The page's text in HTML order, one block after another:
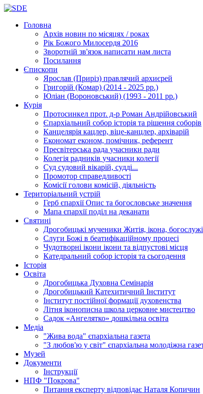
Головна
Архів новин по місяцях / роках
Рік Божого Милосердя 2016
Зворотній зв'язок написати нам листа
Посилання
Єпископи
Ярослав (Приріз) правлячий архиєрей
Григорій (Комар) (2014 - 2025 рр.)
Юліан (Вороновський) (1993 - 2011 рр.)
Курія
Протосинкел прот. д-р Роман Андрійовський
Єпархіальний собор історія та рішення соборів
Канцелярія кацлер, віце-канцлер, архіварій
Економат економ, помічник, референт
Пресвітерська рада учасники ради
Колегія радників учасники колегії
Суд судовий вікарій, судді...
Промотор справедливості
Комісіїголови комісій, діяльність
Територіальний устрій
Герб єпархіїОпис та богословське значення
Мапа єпархіїподіл на деканати
Святині
Дрогобицькі мученики Житія, ікона,
Слуги Божі в беатифікаційному процесі
Чудотворні ікони ікони та відпустові місця
Катедральний собор історія та сьогодення
Історія
Освіта
Дрогобицька Духовна Семінарія
Дрогобицький Катехитичний Інститут
Інститут постійної формації духовенства
Літня іконописна школа церковне мистецтво
Садок «Ангелятко» дошкільна освіта
Медіа
"Жива вода" єпархіальна газета
"З любов'ю у світ" єпархіальна молодіжна
Музей
Документи
Інструкції
НПФ "Покрова"
Питання експерту відповідає Наталя Копичин